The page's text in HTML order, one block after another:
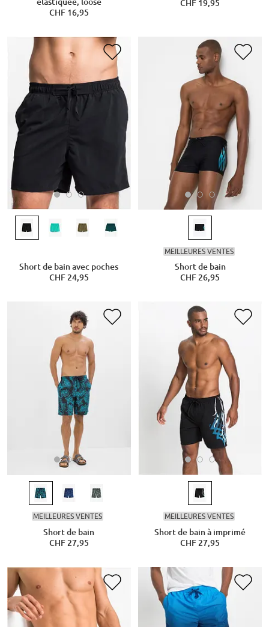
CHF 16,95
CHF 19,95
Short de bain avec poches
CHF 24,95
MEILLEURES VENTES
Short de bain
CHF 26,95
MEILLEURES VENTES
Short de bain
CHF 27,95
MEILLEURES VENTES
Short de bain à imprimé
CHF 27,95